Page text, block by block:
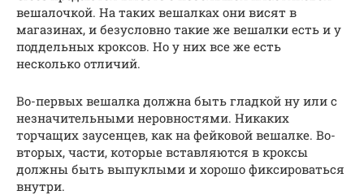
вешалочкой. На таких вешалках они висят в
магазинах, и безусловно такие же вешалки есть и у
поддельных кроксов. Но у них все же есть
несколько отличий.
Во-первых вешалка должна быть гладкой ну или с
незначительными неровностями. Никаких
торчащих заусенцев, как на фейковой вешалке. Во-
вторых, части, которые вставляются в кроксы
должны быть выпуклыми и хорошо фиксироваться
внутри.